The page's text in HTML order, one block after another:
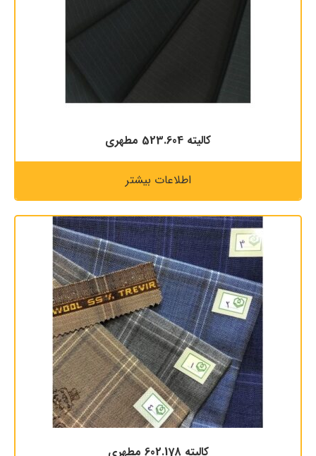
کالیته 523.604 مطهری
اطلاعات بیشتر
کالیته 602.178 مطهری